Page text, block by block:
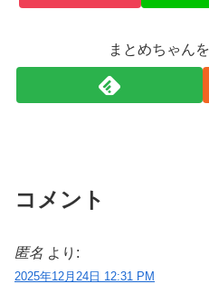
まとめちゃん
コメント
匿名 より:
2025年12月24日 12:31 PM